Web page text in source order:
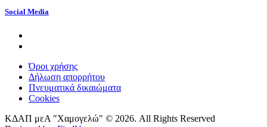
Social Media
Όροι χρήσης
Δήλωση απορρήτου
Πνευματικά δικαιώματα
Cookies
ΚΔΑΠ μεΑ "Χαμογελώ" © 2026. All Rights Reserved